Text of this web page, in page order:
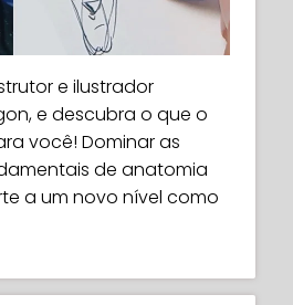
e ilustrador
e descubra o que o
você! Dominar as
de anatomia
a um novo nível como